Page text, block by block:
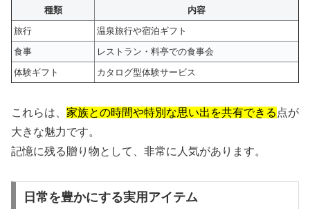
種類
内容
旅行
温泉旅行や宿泊ギフト
食事
レストラン・料亭での食事会
体験ギフト
カタログ型体験サービス
これらは、 家族との時間や特別な思い出を共有できる 点が
大きな魅力です。
記憶に残る贈り物として、非常に人気があります。
日常を豊かにする実用アイテム